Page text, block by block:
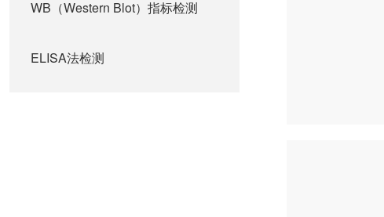
WB（Western Blot）指标检测
ELISA法检测